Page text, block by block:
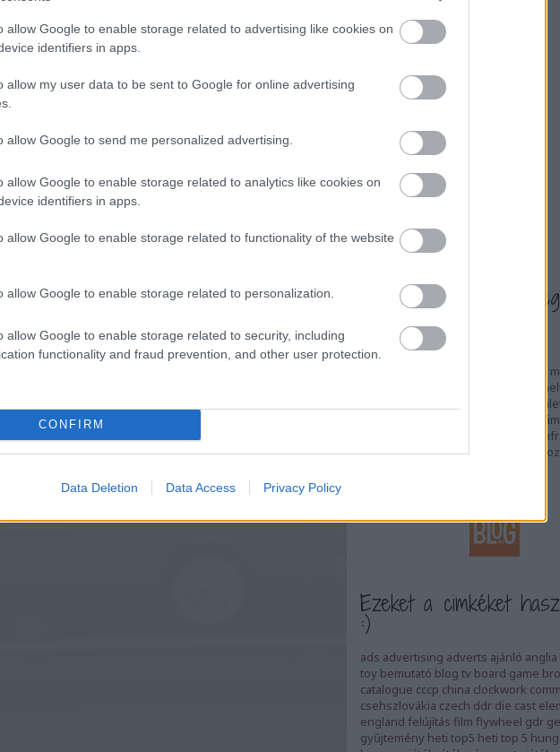
allow Google to enable storage related to advertising like cookies on
identifiers in apps.
allow my user data to be sent to Google for online advertising
allow Google to send me personalized advertising.
allow Google to enable storage related to analytics like cookies on
identifiers in apps.
allow Google to enable storage related to functionality of the website
allow Google to enable storage related to personalization.
allow Google to enable storage related to security, including
functionality and fraud prevention, and other user protection.
CONFIRM
Data Deletion Data Access Privacy Policy
Eddig ez történt itt :)
2026 augusztus
2026 június
12)
2026 május(20)
2026 március(13
2026 február
13
2025 december(
2025 november
2025 szeptember
Tovább...
Ezt a blogot én is
A víz érintése
Ipari rendszerek elleni támadások
voltak, vannak és lesznek, de
talán akkor helyeződött erre a
még 2014-ben Oroszország
félszigetet. Az ukrán energetikai
elosztók, atomerőművek ellen
Ezeket a cimkéket
:)
ads advertising adverts ajánló anglia
toy bemutató blog tv board game
catalogue cccp china clockwork
csehszlovákia czech ddr die cast
england felújítás film flywheel gdr
gyűjtemény heti top5 heti top 5